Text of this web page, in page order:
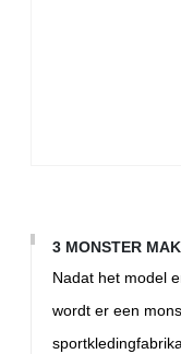
3 MONSTER
Nadat het model
wordt er een